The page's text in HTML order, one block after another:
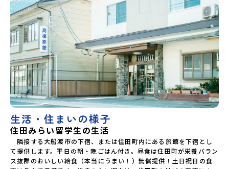
生活・住まいの様子
住田みらい留学生の生活
隣接する大船渡市の下宿、または住田町内にある旅館を下宿とし
て提供します。平日の朝・晩ごはん付き。昼食は住田町が栄養バラン
ス抜群のおいしい給食（本当にうまい！）無償提供！土日祝日の食